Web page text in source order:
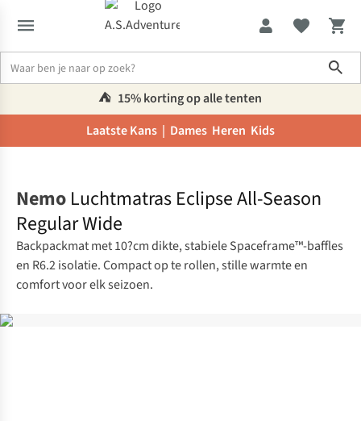
⛺️ 15% korting op alle tenten
Laatste Kans | Dames Heren Kids
Nemo Luchtmatras Eclipse All-Season
Regular Wide
Backpackmat met 10?cm dikte, stabiele Spaceframe™-baffles
en R6.2 isolatie. Compact op te rollen, stille warmte en
comfort voor elk seizoen.